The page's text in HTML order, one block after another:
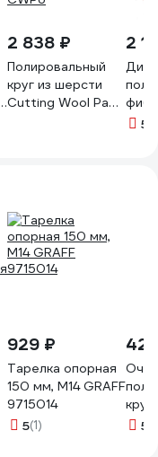
2 838 ₽
Полировальный
круг из шерсти
Cutting Wool Pad
2
Диск
5
929 ₽
Тарелка опорная
150 мм, М14 GRAFF
9715014
5(1)
750
5